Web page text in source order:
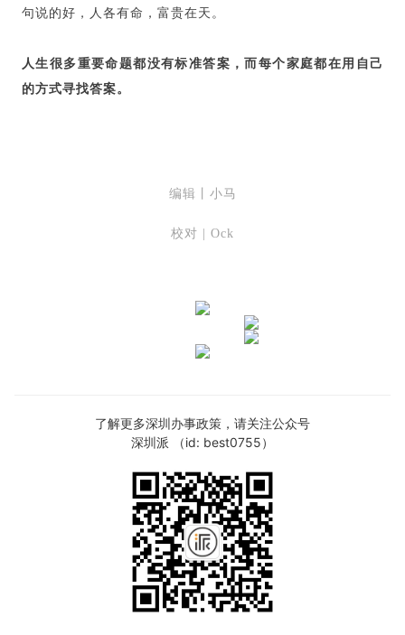
句说的好，人各有命，富贵在天。
人生很多重要命题都没有标准答案，而每个家庭都在用自己
的方式寻找答案。
编辑丨小马
校对 | Ock
了解更多深圳办事政策，请关注公众号
深圳派 （id: best0755）